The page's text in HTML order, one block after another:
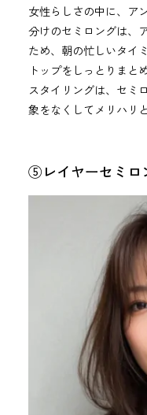
女性らしさの中に、ア
分けのセミロングは、
ため、朝の忙しいタイ
トップをしっとりまと
スタイリングは、セミ
象をなくしてメリハリ
⑤レイヤーセミロ